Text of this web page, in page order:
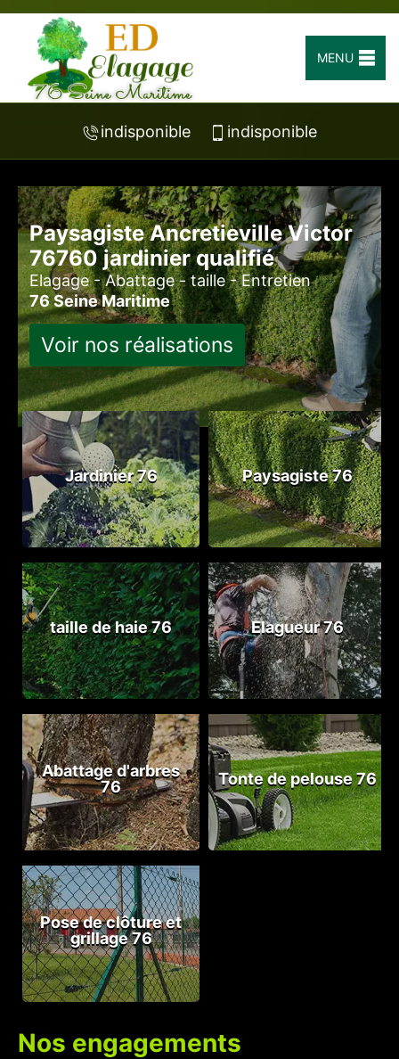
MENU
indisponible indisponible
Paysagiste Ancretieville Victor
76760 jardinier qualifié
Elagage - Abattage - taille - Entretien
76 Seine Maritime
Voir nos réalisations
Jardinier 76 Paysagiste 76
taille de haie 76 Elagueur 76
Abattage d'arbres
76
Tonte de pelouse 76
Pose de clôture et
grillage 76
Nos engagements